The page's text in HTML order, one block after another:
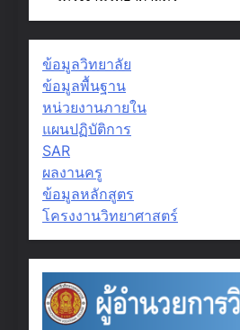
ข้อมูลวิทยาลัย
ข้อมูลพื้นฐาน
หน่วยงานภายใน
แผนปฏิบัติการ
SAR
ผลงานครู
ข้อมูลหลักสูตร
โครงงานวิทยาศาสตร์